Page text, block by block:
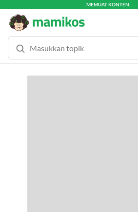
MEMUAT KONTEN... (0.6